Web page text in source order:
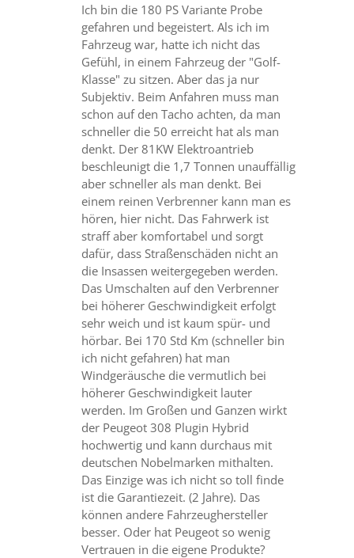
Ich bin die 180 PS Variante Probe
gefahren und begeistert. Als ich im
Fahrzeug war, hatte ich nicht das
Gefühl, in einem Fahrzeug der "Golf-
Klasse" zu sitzen. Aber das ja nur
Subjektiv. Beim Anfahren muss man
schon auf den Tacho achten, da man
schneller die 50 erreicht hat als man
denkt. Der 81KW Elektroantrieb
beschleunigt die 1,7 Tonnen unauffällig
aber schneller als man denkt. Bei
einem reinen Verbrenner kann man es
hören, hier nicht. Das Fahrwerk ist
straff aber komfortabel und sorgt
dafür, dass Straßenschäden nicht an
die Insassen weitergegeben werden.
Das Umschalten auf den Verbrenner
bei höherer Geschwindigkeit erfolgt
sehr weich und ist kaum spür- und
hörbar. Bei 170 Std Km (schneller bin
ich nicht gefahren) hat man
Windgeräusche die vermutlich bei
höherer Geschwindigkeit lauter
werden. Im Großen und Ganzen wirkt
der Peugeot 308 Plugin Hybrid
hochwertig und kann durchaus mit
deutschen Nobelmarken mithalten.
Das Einzige was ich nicht so toll finde
ist die Garantiezeit. (2 Jahre). Das
können andere Fahrzeughersteller
besser. Oder hat Peugeot so wenig
Vertrauen in die eigene Produkte?